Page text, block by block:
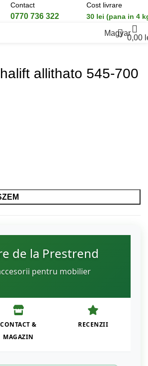
Contact
0770 736 322
Cost livrare
30 lei (pana in 4
Magyar
0,00
allithato 545-700
de la Prestrend
pentru mobilier
CONTACT &
MAGAZIN
RECENZII